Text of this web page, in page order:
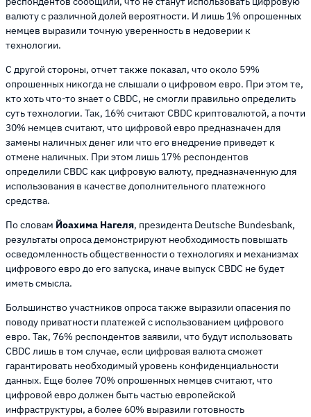
валюту с различной долей вероятности. И лишь 1% опрошенных
немцев выразили точную уверенность в недоверии к
технологии.
С другой стороны, отчет также показал, что около 59%
опрошенных никогда не слышали о цифровом евро. При этом те,
кто хоть что-то знает о CBDC, не смогли правильно определить
суть технологии. Так, 16% считают CBDC криптовалютой, а почти
30% немцев считают, что цифровой евро предназначен для
замены наличных денег или что его внедрение приведет к
отмене наличных. При этом лишь 17% респондентов
определили CBDC как цифровую валюту, предназначенную для
использования в качестве дополнительного платежного
средства.
По словам Йоахима Нагеля, президента Deutsche Bundesbank,
результаты опроса демонстрируют необходимость повышать
осведомленность общественности о технологиях и механизмах
цифрового евро до его запуска, иначе выпуск CBDC не будет
иметь смысла.
Большинство участников опроса также выразили опасения по
поводу приватности платежей с использованием цифрового
евро. Так, 76% респондентов заявили, что будут использовать
CBDC лишь в том случае, если цифровая валюта сможет
гарантировать необходимый уровень конфиденциальности
данных. Еще более 70% опрошенных немцев считают, что
цифровой евро должен быть частью европейской
инфраструктуры, а более 60% выразили готовность